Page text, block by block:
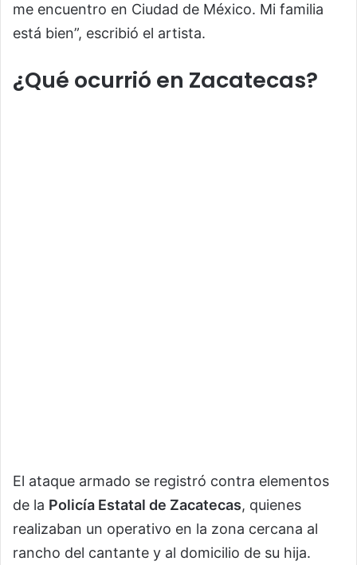
me encuentro en Ciudad de México. Mi familia
está bien”, escribió el artista.
¿Qué ocurrió en Zacatecas?
El ataque armado se registró contra elementos
de la Policía Estatal de Zacatecas, quienes
realizaban un operativo en la zona cercana al
rancho del cantante y al domicilio de su hija.